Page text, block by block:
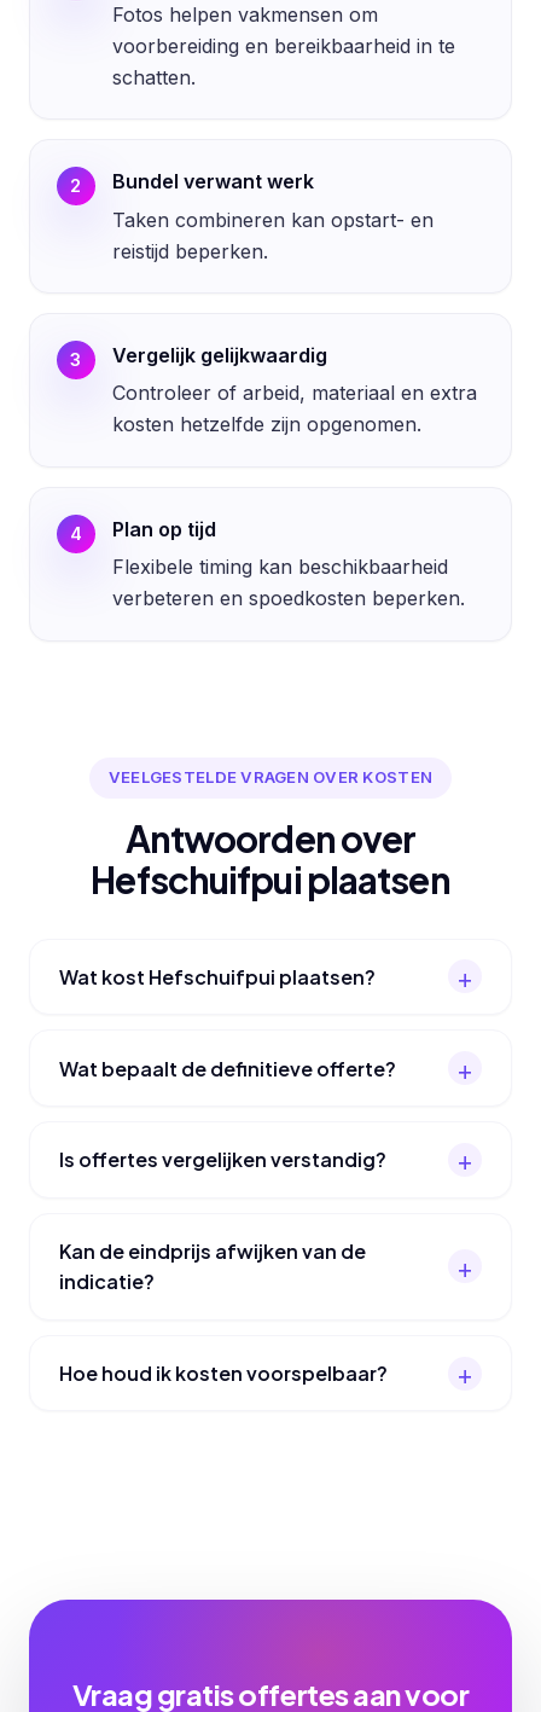
Fotos helpen vakmensen om
voorbereiding en bereikbaarheid in te
schatten.
2
Bundel verwant werk
Taken combineren kan opstart- en
reistijd beperken.
3
Vergelijk gelijkwaardig
Controleer of arbeid, materiaal en extra
kosten hetzelfde zijn opgenomen.
4
Plan op tijd
Flexibele timing kan beschikbaarheid
verbeteren en spoedkosten beperken.
VEELGESTELDE VRAGEN OVER KOSTEN
Antwoorden over
Hefschuifpui plaatsen
Wat kost Hefschuifpui plaatsen?
Wat bepaalt de definitieve offerte?
Is offertes vergelijken verstandig?
Kan de eindprijs afwijken van de
indicatie?
Hoe houd ik kosten voorspelbaar?
Vraag gratis offertes aan voor